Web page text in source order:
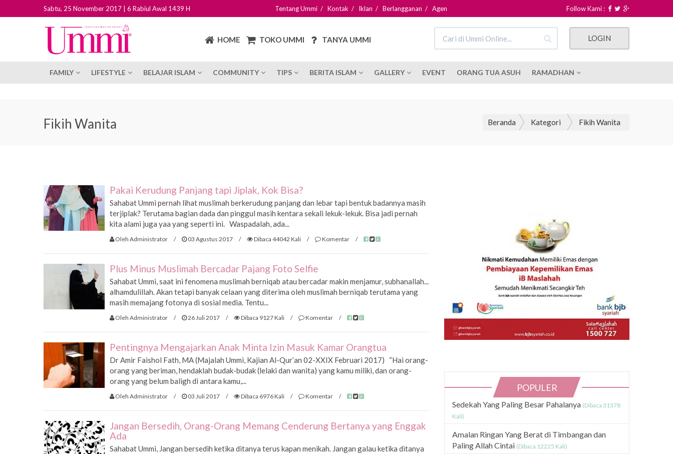
Sabtu, 25 November 2017 | 6 Rabiul Awal 1439 H Tentang Ummi/ Kontak / Iklan / Berlangganan / Agen Follow Kami :
HOME TOKO UMMI TANYA UMMI LOGIN
FAMILY LIFESTYLE BELAJAR ISLAM COMMUNITY TIPS BERITA ISLAM GALLERY EVENT ORANG TUA ASUH RAMADHAN
Fikih Wanita Beranda Kategori Fikih Wanita
Pakai Kerudung Panjang tapi Jiplak, Kok Bisa?
Sahabat Ummi pernah lihat muslimah berkerudung panjang dan lebar tapi bentuk badannya masih
terjiplak? Terutama bagian dada dan pinggul masih kentara sekali lekuk-lekuk. Bisa jadi pernah
kita alami juga yaa yang seperti ini. Waspadalah, ada...
Oleh Administrator / 03 Agustus 2017 / Dibaca 44042 Kali / Komentar /
Plus Minus Muslimah Bercadar Pajang Foto Selfie
Sahabat Ummi, saat ini fenomena muslimah berniqab atau bercadar makin menjamur, subhanallah...
alhamdulillah. Akan tetapi banyak celaan yang diterima oleh muslimah berniqab terutama yang
masih memajang fotonya di sosial media. Tentu...
Oleh Administrator / 26 Juli 2017 / Dibaca 9127 Kali / Komentar /
Pentingnya Mengajarkan Anak Minta Izin Masuk Kamar Orangtua
Dr Amir Faishol Fath, MA (Majalah Ummi, Kajian Al-Qur’an 02-XXIX Februari 2017) “Hai orang-
orang yang beriman, hendaklah budak-budak (lelaki dan wanita) yang kamu miliki, dan orang-
orang yang belum baligh di antara kamu,...
Oleh Administrator / 03 Juli 2017 / Dibaca 6976 Kali / Komentar /
Jangan Bersedih, Orang-Orang Memang Cenderung Bertanya yang Enggak
Ada
Sahabat Ummi, Jangan bersedih ketika ditanya terus kapan menikah. Jangan galau ketika ditanya
POPULER
Sedekah Yang Paling Besar Pahalanya (Dibaca 31378
Kali)
Amalan Ringan Yang Berat di Timbangan dan
Paling Allah Cintai (Dibaca 12225 Kali)